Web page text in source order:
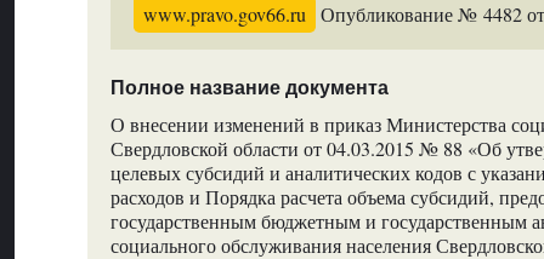
www.pravo.gov66.ru Опубликование № 4482
Полное название документа
О внесении изменений в приказ Министерства
Свердловской области от 04.03.2015 № 88 «Об
целевых субсидий и аналитических кодов с
расходов и Порядка расчета объема субсидий,
государственным бюджетным и государственным
социального обслуживания населения